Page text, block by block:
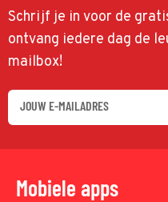
Schrijf je in voor de
ontvang iedere dag de
mailbox!
Mobiele apps